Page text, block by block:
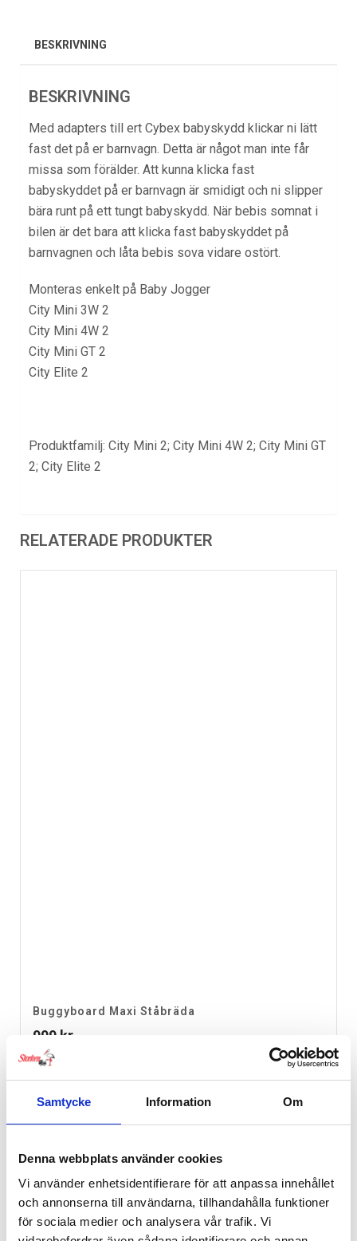
Samtycke Information Om
Denna webbplats använder cookies
Vi använder enhetsidentifierare för att anpassa innehållet
och annonserna till användarna, tillhandahålla funktioner
för sociala medier och analysera vår trafik. Vi
BESKRIVNING
BESKRIVNING
Med adapters till ert Cybex babyskydd klickar ni lätt
fast det på er barnvagn. Detta är något man inte får
missa som förälder. Att kunna klicka fast
babyskyddet på er barnvagn är smidigt och ni slipper
bära runt på ett tungt babyskydd. När bebis somnat i
bilen är det bara att klicka fast babyskyddet på
barnvagnen och låta bebis sova vidare ostört.
Monteras enkelt på Baby Jogger
City Mini 3W 2
City Mini 4W 2
City Mini GT 2
City Elite 2
Produktfamilj: City Mini 2; City Mini 4W 2; City Mini GT
2; City Elite 2
RELATERADE PRODUKTER
Buggyboard Maxi Ståbräda
999 kr
Ej i lager